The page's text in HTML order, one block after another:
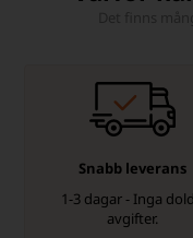
Snabb leverans
1-3 dagar - Inga
avgifter.